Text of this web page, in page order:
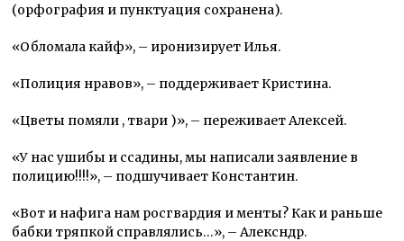
(орфография и пунктуация сохранена).
«Обломала кайф», – иронизирует Илья.
«Полиция нравов», – поддерживает Кристина.
«Цветы помяли , твари )», – переживает Алексей.
«У нас ушибы и ссадины, мы написали заявление в
полицию!!!!», – подшучивает Константин.
«Вот и нафига нам росгвардия и менты? Как и раньше
бабки тряпкой справлялись…», – Алексндр.